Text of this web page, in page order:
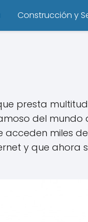
Construcción y
presta
del
miles
y que